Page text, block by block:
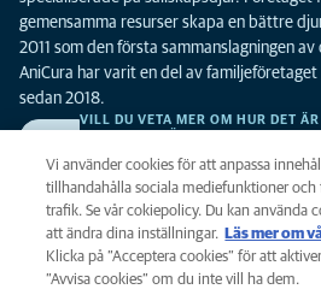
gemensamma resurser skapa en bättre
2011 som den första sammanslagningen
AniCura har varit en del av
sedan 2018.
VILL DU VETA MER OM HUR DET
Integritet
Legalt
Vi använder cookies för att anpassa
tillhandahålla sociala mediefunktioner och
trafik. Se vår cokiepolicy. Du kan använda
att ändra dina inställningar.
Läs mer om
Klicka på ”Acceptera cookies” för att
”Avvisa cookies” om du inte vill ha dem.